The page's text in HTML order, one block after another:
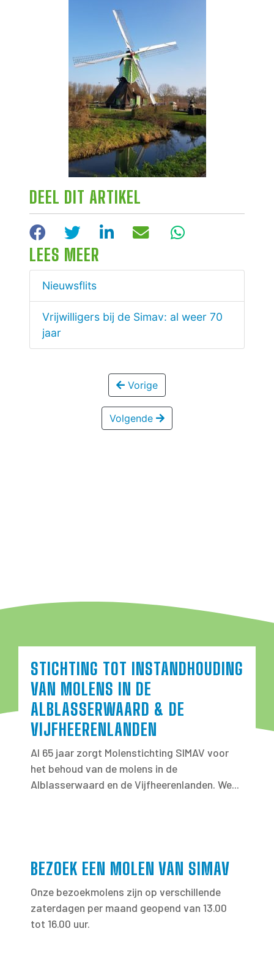
DEEL DIT ARTIKEL
FacebookTwitterLinkedInE-mailWhatsApp
LEES MEER
Nieuwsflits
Vrijwilligers bij de Simav: al weer 70
jaar
Vorige
Volgende
STICHTING TOT INSTANDHOUDING
VAN MOLENS IN DE
ALBLASSERWAARD & DE
VIJFHEERENLANDEN
Al 65 jaar zorgt Molenstichting SIMAV voor
het behoud van de molens in de
Alblasserwaard en de Vijfheerenlanden. We...
BEZOEK EEN MOLEN VAN SIMAV
Onze bezoekmolens zijn op verschillende
zaterdagen per maand geopend van 13.00
tot 16.00 uur.